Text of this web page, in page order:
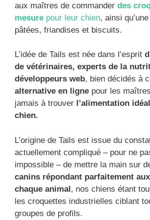
aux maîtres de commander des
mesure pour leur chien, ainsi
pâtées, friandises et biscuits.
L’idée de Tails est née dans l’esprit
de vétérinaires, experts de la
développeurs web, bien décidés à
alternative en ligne pour les
jamais à trouver l’alimentation
chien.
L’origine de Tails est issue du
actuellement compliqué – pour ne
impossible – de mettre la main sur
canins répondant parfaitement
chaque animal, nos chiens étant
les croquettes industrielles ciblant
groupes de profils.